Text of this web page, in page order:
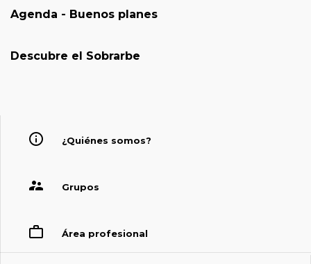
Agenda - Buenos planes
Descubre el Sobrarbe
¿Quiénes somos?
Grupos
Área profesional